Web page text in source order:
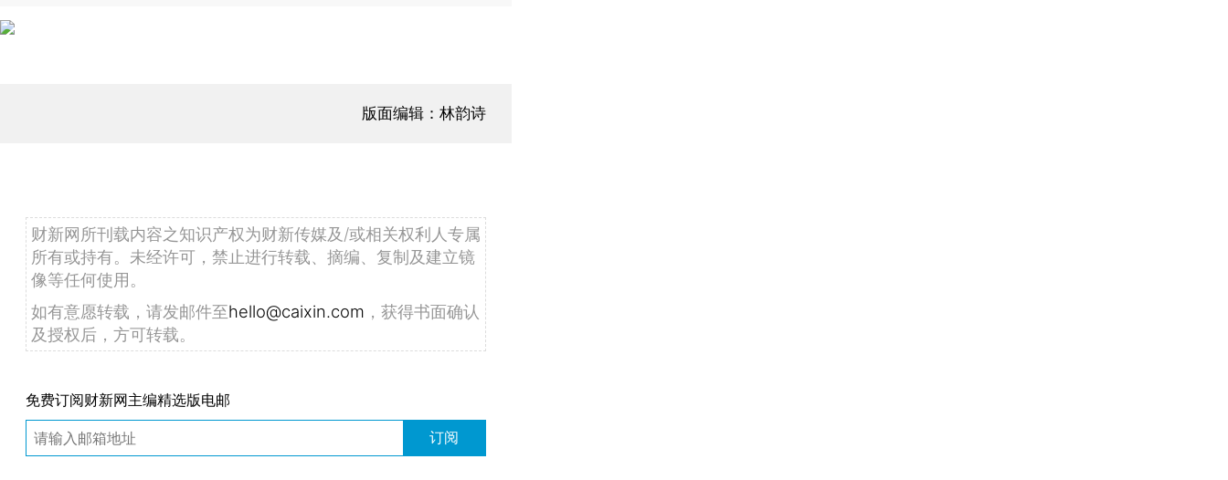
版面编辑：林韵诗
财新网所刊载内容之知识产权为财新传媒及/或相关权利人专属
所有或持有。未经许可，禁止进行转载、摘编、复制及建立镜
像等任何使用。
如有意愿转载，请发邮件至hello@caixin.com ，获得书面确认
及授权后，方可转载。
免费订阅财新网主编精选版电邮
订阅